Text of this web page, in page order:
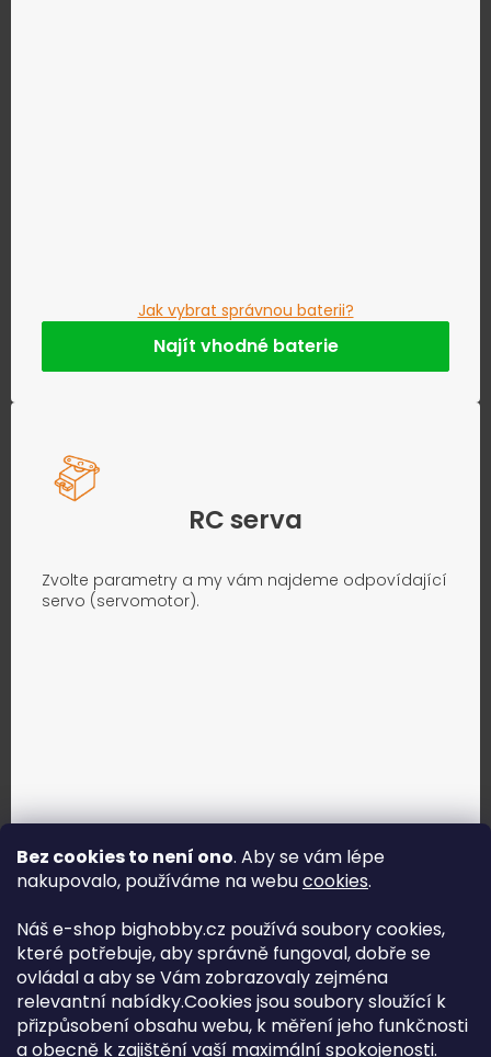
Bez cookies to není ono. Aby se vám lépe
nakupovalo, používáme na webucookies.
Náš e-shop bighobby.cz používá soubory cookies,
které potřebuje, aby správně fungoval, dobře se
ovládal a aby se Vám zobrazovaly zejména
relevantní nabídky.Cookies jsou soubory sloužící k
přizpůsobení obsahu webu, k měření jeho funkčnosti
a obecně k zajištění vaší maximální spokojenosti.
Jak vybrat správnou baterii?
Najít vhodné baterie
RC serva
Zvolte parametry a my vám najdeme odpovídající
servo (servomotor).
Jak vybrat správné servo?
Najít správné servo